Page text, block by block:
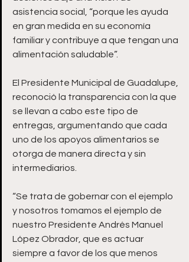
asistencia social, “porque les ayuda
en gran medida en su economía
familiar y contribuye a que tengan una
alimentación saludable”.
El Presidente Municipal de Guadalupe,
reconoció la transparencia con la que
se llevan a cabo este tipo de
entregas, argumentando que cada
uno de los apoyos alimentarios se
otorga de manera directa y sin
intermediarios.
“Se trata de gobernar con el ejemplo
y nosotros tomamos el ejemplo de
nuestro Presidente Andrés Manuel
López Obrador, que es actuar
siempre a favor de los que menos